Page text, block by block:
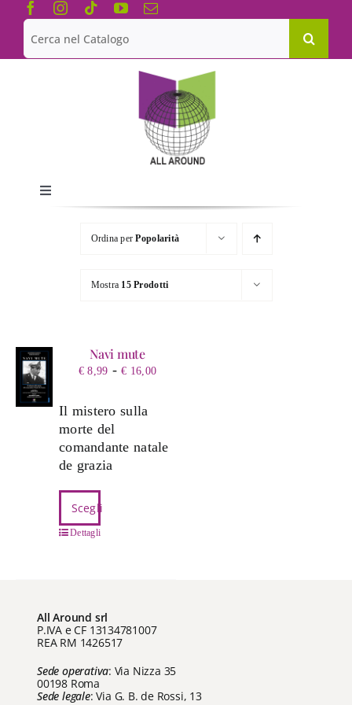
Salta
contenuto
Cerca
per:
Toggle
Navigation
Chi siamo
Le Collane
Ordina perPopolarità
Mostra 15 Prodotti
Navi mute
€ 8,99 - € 16,00Fascia
€ 8,99
Il mistero sulla
morte del
comandante natale
de grazia
Scegli
possono
essere
nella
pagina
Dettagli
All Around srl
P.IVA e CF 13134781007
REA RM 1426517
Sede operativa: Via Nizza 35
00198 Roma
Sede legale: Via G. B. de Rossi, 13